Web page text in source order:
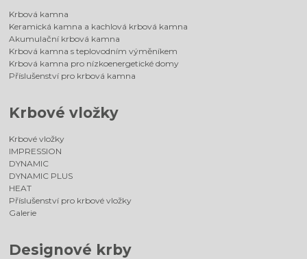
Krbová kamna
Keramická kamna a kachlová krbová kamna
Akumulační krbová kamna
Krbová kamna s teplovodním výměníkem
Krbová kamna pro nízkoenergetické domy
Příslušenství pro krbová kamna
Krbové vložky
Krbové vložky
IMPRESSION
DYNAMIC
DYNAMIC PLUS
HEAT
Příslušenství pro krbové vložky
Galerie
Designové krby